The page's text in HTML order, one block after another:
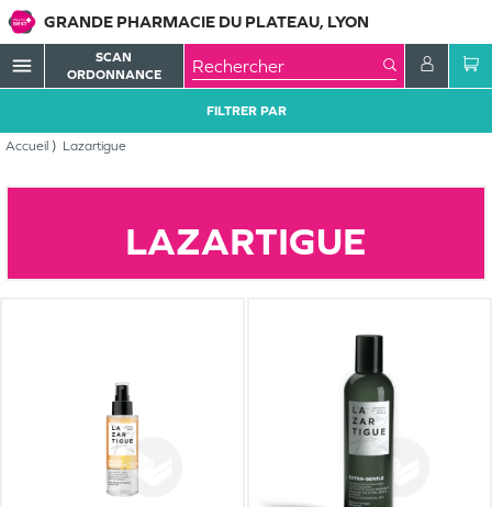
GRANDE PHARMACIE DU PLATEAU, LYON
menu
SCAN
ORDONNANCE
Accueil Lazartigue
FILTRER PAR
LAZARTIGUE